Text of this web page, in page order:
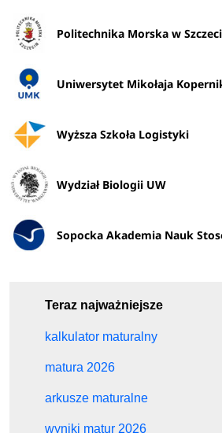
Politechnika Morska w
Uniwersytet Mikołaja
Wyższa Szkoła Logistyki
Wydział Biologii UW
Sopocka Akademia Nauk
Teraz najważniejsze
kalkulator maturalny
matura 2026
arkusze maturalne
wyniki matur 2026